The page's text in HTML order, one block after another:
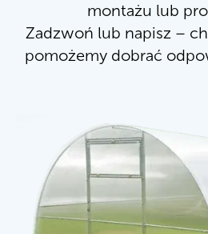
montażu lub
Zadzwoń lub napisz –
pomożemy dobrać